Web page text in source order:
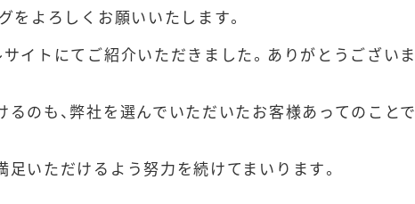
よろしくお願いいたします。
イトにてご紹介いただきました。ありがとうございま
のも、弊社を選んでいただいたお客様あってのことで
いただけるよう努力を続けてまいります。